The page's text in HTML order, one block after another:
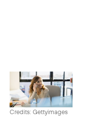
Credits: Gettyimages